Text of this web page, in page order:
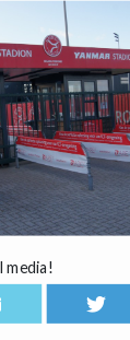
media!